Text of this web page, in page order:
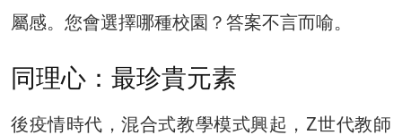
屬感。您會選擇哪種校園？答案不言而喻。
同理心：最珍貴元素
後疫情時代，混合式教學模式興起，Z世代教師